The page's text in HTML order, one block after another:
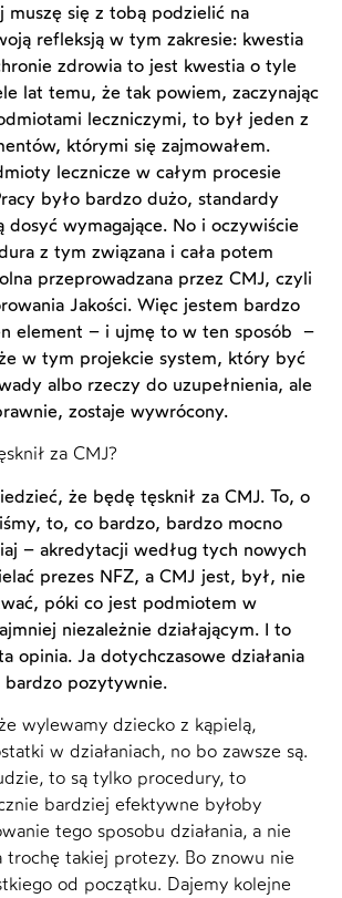
muszę się z tobą podzielić na
refleksją w tym zakresie: kwestia
zdrowia to jest kwestia o tyle
lat temu, że tak powiem, zaczynając
leczniczymi, to był jeden z
którymi się zajmowałem.
lecznicze w całym procesie
było bardzo dużo, standardy
dosyć wymagające. No i oczywiście
z tym związana i cała potem
przeprowadzana przez CMJ, czyli
Jakości. Więc jestem bardzo
element – i ujmę to w ten sposób –
w tym projekcie system, który być
albo rzeczy do uzupełnienia, ale
zostaje wywrócony.
za CMJ?
że będę tęsknił za CMJ. To, o
to, co bardzo, bardzo mocno
– akredytacji według tych nowych
prezes NFZ, a CMJ jest, był, nie
póki co jest podmiotem w
niezależnie działającym. I to
opinia. Ja dotychczasowe działania
bardzo pozytywnie.
wylewamy dziecko z kąpielą,
w działaniach, no bo zawsze są.
to są tylko procedury, to
bardziej efektywne byłoby
tego sposobu działania, a nie
trochę takiej protezy. Bo znowu nie
od początku. Dajemy kolejne